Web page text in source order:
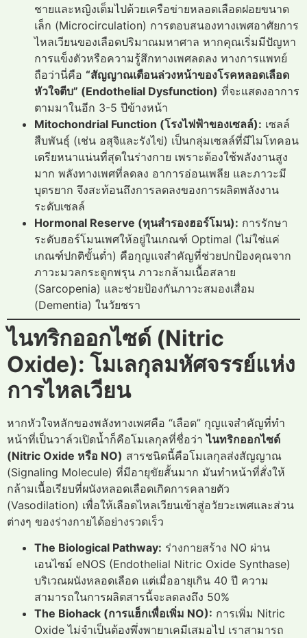
ชายและหญิงเต็มไปด้วยเครือข่ายหลอดเลือดฝอยขนาด
เล็ก (Microcirculation) การตอบสนองทางเพศอาศัยการ
ไหลเวียนของเลือดปริมาณมหาศาล หากคุณเริ่มมีปัญหา
การแข็งตัวหรือความรู้สึกทางเพศลดลง ทางการแพทย์
ถือว่านี่คือ “สัญญาณเตือนล่วงหน้าของโรคหลอดเลือด
หัวใจตีบ” (Endothelial Dysfunction) ที่จะแสดงอาการ
ตามมาในอีก 3-5 ปีข้างหน้า
Mitochondrial Function (โรงไฟฟ้าของเซลล์): เซลล์
สืบพันธุ์ (เช่น อสุจิและรังไข่) เป็นกลุ่มเซลล์ที่มีไมโทคอน
เดรียหนาแน่นที่สุดในร่างกาย เพราะต้องใช้พลังงานสูง
มาก พลังทางเพศที่ลดลง อาการอ่อนเพลีย และภาวะมี
บุตรยาก จึงสะท้อนถึงการลดลงของการผลิตพลังงาน
ระดับเซลล์
Hormonal Reserve (ทุนสำรองฮอร์โมน): การรักษา
ระดับฮอร์โมนเพศให้อยู่ในเกณฑ์ Optimal (ไม่ใช่แค่
เกณฑ์ปกติขั้นต่ำ) คือกุญแจสำคัญที่ช่วยปกป้องคุณจาก
ภาวะมวลกระดูกพรุน ภาวะกล้ามเนื้อสลาย
(Sarcopenia) และช่วยป้องกันภาวะสมองเสื่อม
(Dementia) ในวัยชรา
ไนทริกออกไซด์ (Nitric
Oxide): โมเลกุลมหัศจรรย์แห่ง
การไหลเวียน
หากหัวใจหลักของพลังทางเพศคือ “เลือด” กุญแจสำคัญที่ทำ
หน้าที่เป็นวาล์วเปิดน้ำก็คือโมเลกุลที่ชื่อว่าไนทริกออกไซด์
(Nitric Oxide หรือ NO) สารชนิดนี้คือโมเลกุลส่งสัญญาณ
(Signaling Molecule) ที่มีอายุขัยสั้นมาก มันทำหน้าที่สั่งให้
กล้ามเนื้อเรียบที่ผนังหลอดเลือดเกิดการคลายตัว
(Vasodilation) เพื่อให้เลือดไหลเวียนเข้าสู่อวัยวะเพศและส่วน
ต่างๆ ของร่างกายได้อย่างรวดเร็ว
The Biological Pathway: ร่างกายสร้าง NO ผ่าน
เอนไซม์ eNOS (Endothelial Nitric Oxide Synthase)
บริเวณผนังหลอดเลือด แต่เมื่ออายุเกิน 40 ปี ความ
สามารถในการผลิตสารนี้จะลดลงถึง 50%
The Biohack (การแฮ็กเพื่อเพิ่ม NO): การเพิ่ม Nitric
Oxide ไม่จำเป็นต้องพึ่งพายาเคมีเสมอไป เราสามารถ